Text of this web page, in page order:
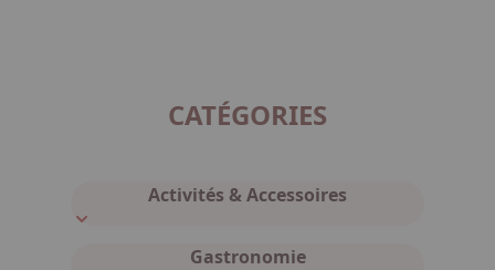
CATÉGORIES
Activités & Accessoires
Gastronomie